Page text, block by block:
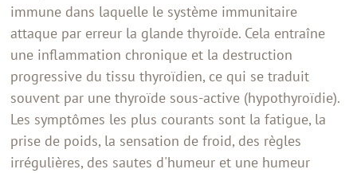
immune dans laquelle le système immunitaire
attaque par erreur la glande thyroïde. Cela entraîne
une inflammation chronique et la destruction
progressive du tissu thyroïdien, ce qui se traduit
souvent par une thyroïde sous-active (hypothyroïdie).
Les symptômes les plus courants sont la fatigue, la
prise de poids, la sensation de froid, des règles
irrégulières, des sautes d'humeur et une humeur